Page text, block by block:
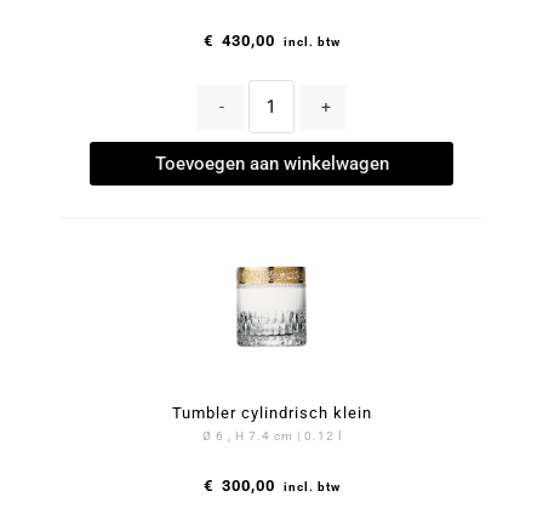
€ 430,00 incl. btw
- +
Toevoegen aan winkelwagen
Tumbler cylindrisch klein
Ø 6 , H 7.4 cm | 0.12 l
€ 300,00 incl. btw